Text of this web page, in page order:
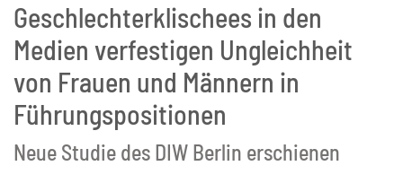
Geschlechterklischees in den
Medien verfestigen Ungleichheit
von Frauen und Männern in
Führungspositionen
Neue Studie des DIW Berlin erschienen